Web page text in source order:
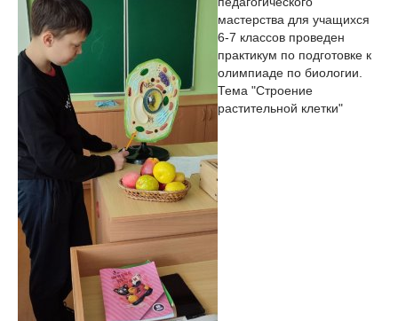
мастерства для учащихся
6-7 классов проведен
практикум по подготовке к
олимпиаде по биологии.
Тема "Строение
растительной клетки"